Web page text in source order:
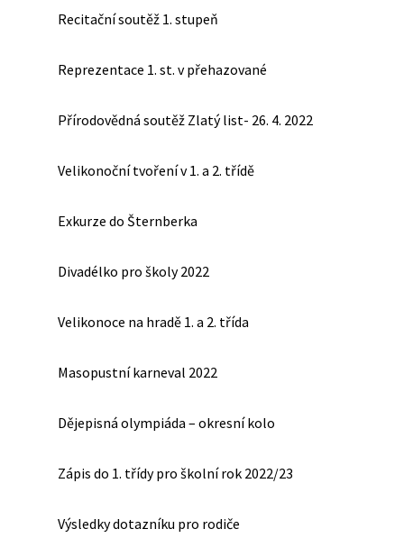
Recitační soutěž 1. stupeň
Reprezentace 1. st. v přehazované
Přírodovědná soutěž Zlatý list- 26. 4. 2022
Velikonoční tvoření v 1. a 2. třídě
Exkurze do Šternberka
Divadélko pro školy 2022
Velikonoce na hradě 1. a 2. třída
Masopustní karneval 2022
Dějepisná olympiáda – okresní kolo
Zápis do 1. třídy pro školní rok 2022/23
Výsledky dotazníku pro rodiče